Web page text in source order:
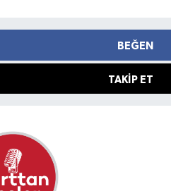
BEĞEN
TAKIP ET